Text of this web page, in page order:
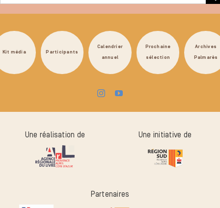
Kit média Participants
Calendrier
annuel
Prochaine
sélection
Archives
Palmarès
Une réalisation de Une initiative de
Partenaires